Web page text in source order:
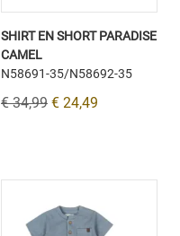
SHIRT EN SHORT PARADISE
CAMEL
N58691-35/N58692-35
€ 34,99 € 24,49